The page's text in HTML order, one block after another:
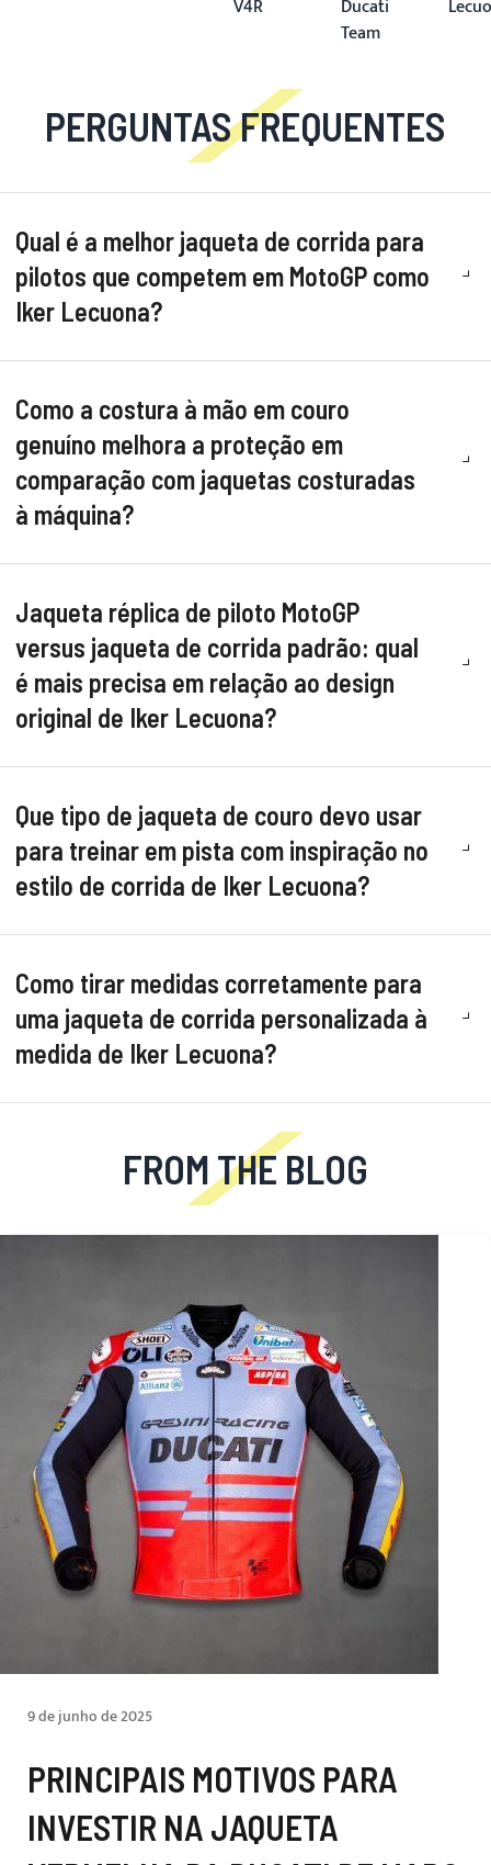
V4R
Ducati
Team
PERGUNTAS FREQUENTES
Qual é a melhor jaqueta de corrida para
pilotos que competem em MotoGP como
Iker Lecuona?
Como a costura à mão em couro
genuíno melhora a proteção em
comparação com jaquetas costuradas
à máquina?
Jaqueta réplica de piloto MotoGP
versus jaqueta de corrida padrão: qual
é mais precisa em relação ao design
original de Iker Lecuona?
Que tipo de jaqueta de couro devo usar
para treinar em pista com inspiração no
estilo de corrida de Iker Lecuona?
Como tirar medidas corretamente para
uma jaqueta de corrida personalizada à
medida de Iker Lecuona?
FROM THE BLOG
9 de junho de 2025
PRINCIPAIS MOTIVOS PARA
INVESTIR NA JAQUETA